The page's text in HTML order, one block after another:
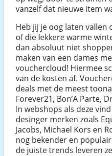
vanzelf dat nieuwe item
Heb jij je oog laten vallen
of die lekkere warme
dan absoluut niet
maken van een dames
vouchercloud! Hiermee
van de kosten af.
deals met de meest
Forever21, Bon’A Parte,
In webshops als deze
desinger merken zoals
Jacobs, Michael Kors en
nog bekender en
de juiste trends leveren